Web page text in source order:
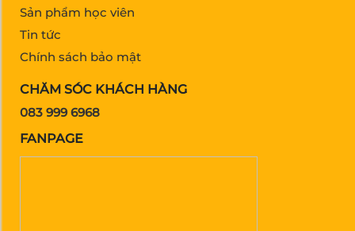
Sản phẩm học viên
Tin tức
Chính sách bảo mật
CHĂM SÓC KHÁCH HÀNG
083 999 6968
FANPAGE